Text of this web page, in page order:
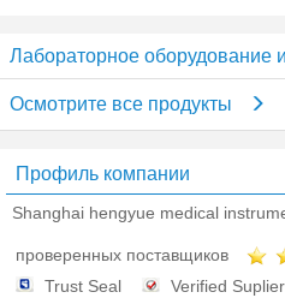
Лабораторное оборудование
Осмотрите все продукты
Профиль компании
Shanghai hengyue medical
проверенных поставщиков
Trust Seal
Verified Suplier